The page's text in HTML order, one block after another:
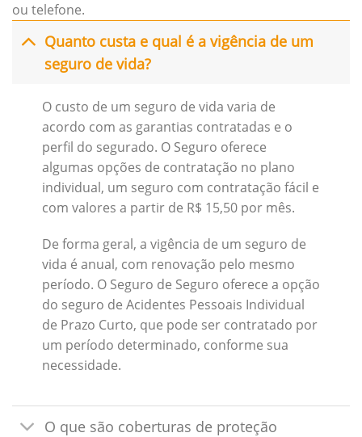
ou telefone.
Quanto custa e qual é a vigência de um
seguro de vida?
O custo de um seguro de vida varia de
acordo com as garantias contratadas e o
perfil do segurado. O Seguro oferece
algumas opções de contratação no plano
individual, um seguro com contratação fácil e
com valores a partir de R$ 15,50 por mês.
De forma geral, a vigência de um seguro de
vida é anual, com renovação pelo mesmo
período. O Seguro de Seguro oferece a opção
do seguro de Acidentes Pessoais Individual
de Prazo Curto, que pode ser contratado por
um período determinado, conforme sua
necessidade.
O que são coberturas de proteção